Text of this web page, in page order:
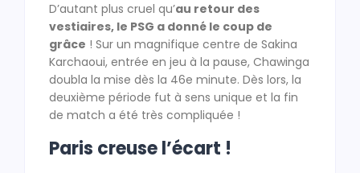
D’autant plus cruel qu’au retour des
vestiaires, le PSG a donné le coup de
grâce ! Sur un magnifique centre de Sakina
Karchaoui, entrée en jeu à la pause, Chawinga
doubla la mise dès la 46e minute. Dès lors, la
deuxième période fut à sens unique et la fin
de match a été très compliquée !
Paris creuse l’écart !